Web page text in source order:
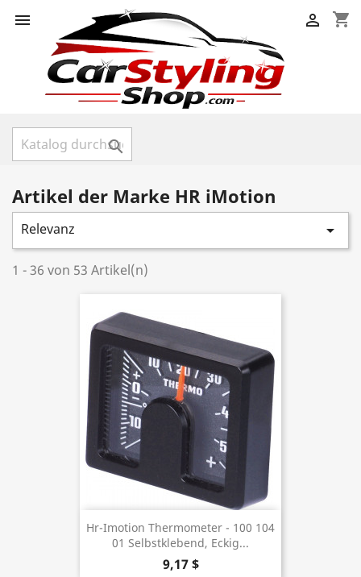
 shopping_cart


Artikel der Marke HR iMotion
Relevanz 
1 - 36 von 53 Artikel(n)
Hr-Imotion Thermometer - 100 104
01 Selbstklebend, Eckig...
9,17 $